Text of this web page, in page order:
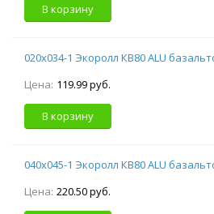
В корзину
020х034-1 Экоролл КВ80 ALU
Цена: 119.99 руб.
В корзину
040х045-1 Экоролл КВ80 ALU
Цена: 220.50 руб.